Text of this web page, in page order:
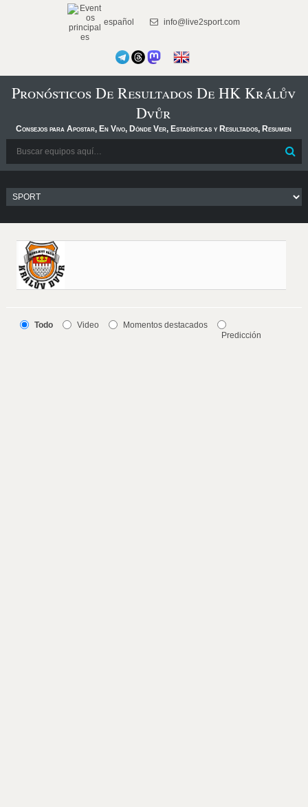
español info@live2sport.com
Pronósticos De Resultados De HK Králův
Dvůr
Consejos para Apostar, En Vivo, Dónde Ver, Estadísticas y Resultados, Resumen
Todo Video
Momentos destacados
Predicción